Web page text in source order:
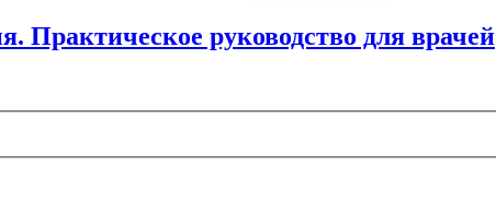
Практическое руководство для врачей